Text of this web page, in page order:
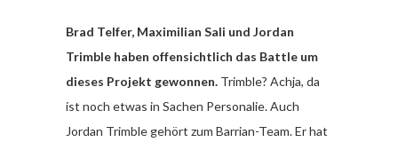
Brad Telfer, Maximilian Sali und Jordan
Trimble haben offensichtlich das Battle um
dieses Projekt gewonnen. Trimble? Achja, da
ist noch etwas in Sachen Personalie. Auch
Jordan Trimble gehört zum Barrian-Team. Er hat